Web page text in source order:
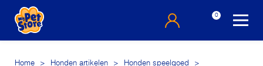
0
Home > Honden artikelen > Honden speelgoed
>